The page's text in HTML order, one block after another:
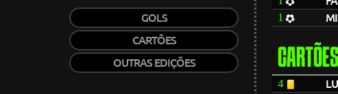
GOLS
CARTÕES
OUTRAS EDIÇÕES
1
CARTÕES
4